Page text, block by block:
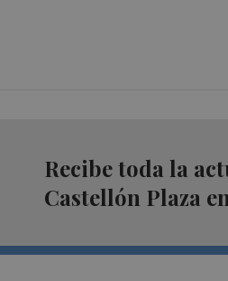
Recibe toda la
Castellón Plaza